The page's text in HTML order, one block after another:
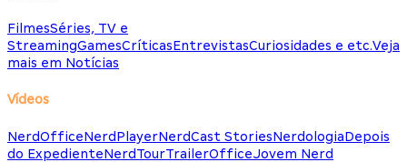
FilmesSéries, TV e
StreamingGamesCríticasEntrevistasCuriosidades e etc.Veja
mais em Notícias
Vídeos
NerdOfficeNerdPlayerNerdCast StoriesNerdologiaDepois
do ExpedienteNerdTourTrailerOfficeJovem Nerd